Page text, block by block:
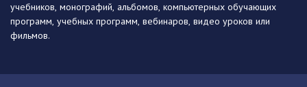
учебников, монографий, альбомов, компьютерных обучающих
программ, учебных программ, вебинаров, видео уроков или
фильмов.